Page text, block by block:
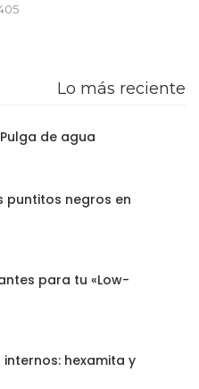
Lo más reciente
de agua
puntitos negros en
para tu «Low-
hexamita y